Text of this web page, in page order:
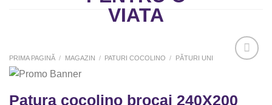
PRIMA PAGINĂ / MAGAZIN / PATURI COCOLINO / PĂTURI UNI
Patura cocolino brocaj 240X200